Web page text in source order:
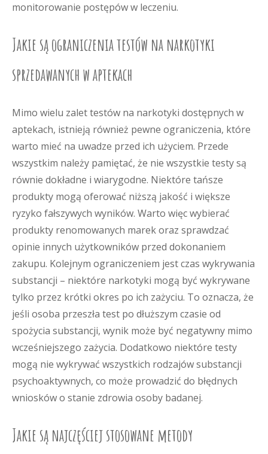
monitorowanie postępów w leczeniu.
Jakie są ograniczenia testów na narkotyki
sprzedawanych w aptekach
Mimo wielu zalet testów na narkotyki dostępnych w
aptekach, istnieją również pewne ograniczenia, które
warto mieć na uwadze przed ich użyciem. Przede
wszystkim należy pamiętać, że nie wszystkie testy są
równie dokładne i wiarygodne. Niektóre tańsze
produkty mogą oferować niższą jakość i większe
ryzyko fałszywych wyników. Warto więc wybierać
produkty renomowanych marek oraz sprawdzać
opinie innych użytkowników przed dokonaniem
zakupu. Kolejnym ograniczeniem jest czas wykrywania
substancji – niektóre narkotyki mogą być wykrywane
tylko przez krótki okres po ich zażyciu. To oznacza, że
jeśli osoba przeszła test po dłuższym czasie od
spożycia substancji, wynik może być negatywny mimo
wcześniejszego zażycia. Dodatkowo niektóre testy
mogą nie wykrywać wszystkich rodzajów substancji
psychoaktywnych, co może prowadzić do błędnych
wniosków o stanie zdrowia osoby badanej.
Jakie są najczęściej stosowane metody